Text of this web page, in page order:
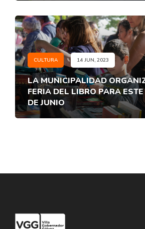
CULTURA 14 JUN, 2023
LA MUNICIPALIDAD
FERIA DEL LIBRO PARA
DE JUNIO